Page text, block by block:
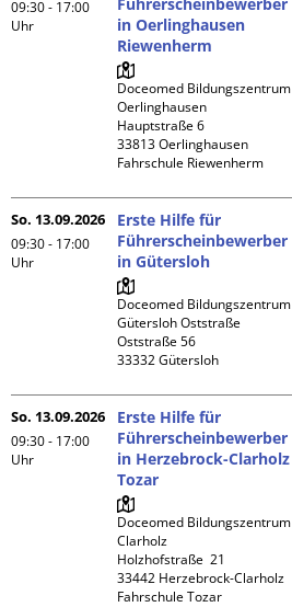
09:30 - 17:00
Uhr
in Oerlinghausen
Riewenherm
Doceomed Bildungszentrum
Oerlinghausen
Hauptstraße 6
33813 Oerlinghausen
Fahrschule Riewenherm
So. 13.09.2026
09:30 - 17:00
Uhr
Erste Hilfe für
Führerscheinbewerber
in Gütersloh
Doceomed Bildungszentrum
Gütersloh Oststraße
Oststraße 56
So. 13.09.2026
09:30 - 17:00
Uhr
Erste Hilfe für
Führerscheinbewerber
in Herzebrock-Clarholz
Tozar
Doceomed Bildungszentrum
Clarholz
Holzhofstraße  21
33442 Herzebrock-Clarholz
Fahrschule Tozar